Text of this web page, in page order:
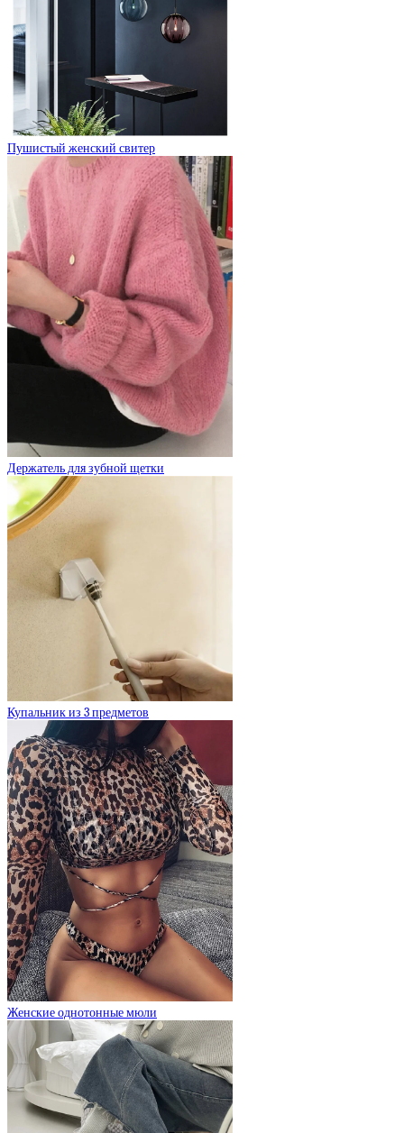
Пушистый женский свитер
Держатель для зубной щетки
Купальник из 3 предметов
Женские однотонные мюли